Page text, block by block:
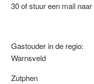
30 of stuur een mail naar
Gastouder in de regio:
Warnsveld
Zutphen